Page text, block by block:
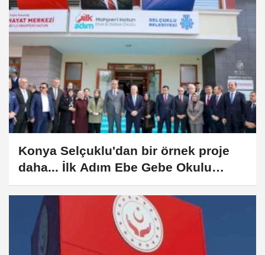
Konya Selçuklu'dan bir örnek proje
daha... İlk Adım Ebe Gebe Okulu
faaliyete geçti